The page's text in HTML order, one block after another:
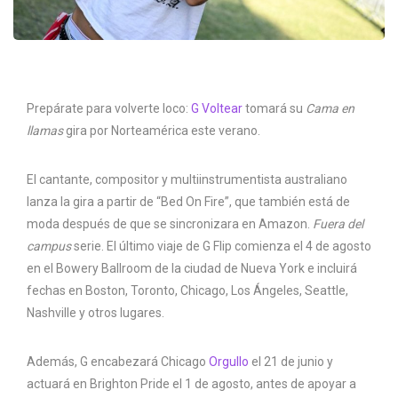
Prepárate para volverte loco: G Volteartomará su Cama en
llamasgira por Norteamérica este verano.
El cantante, compositor y multiinstrumentista australiano
lanza la gira a partir de “Bed On Fire”, que también está de
moda después de que se sincronizara en Amazon. Fuera del
campusserie. El último viaje de G Flip comienza el 4 de agosto
en el Bowery Ballroom de la ciudad de Nueva York e incluirá
fechas en Boston, Toronto, Chicago, Los Ángeles, Seattle,
Nashville y otros lugares.
Además, G encabezará Chicago Orgullo el 21 de junio y
actuará en Brighton Pride el 1 de agosto, antes de apoyar a